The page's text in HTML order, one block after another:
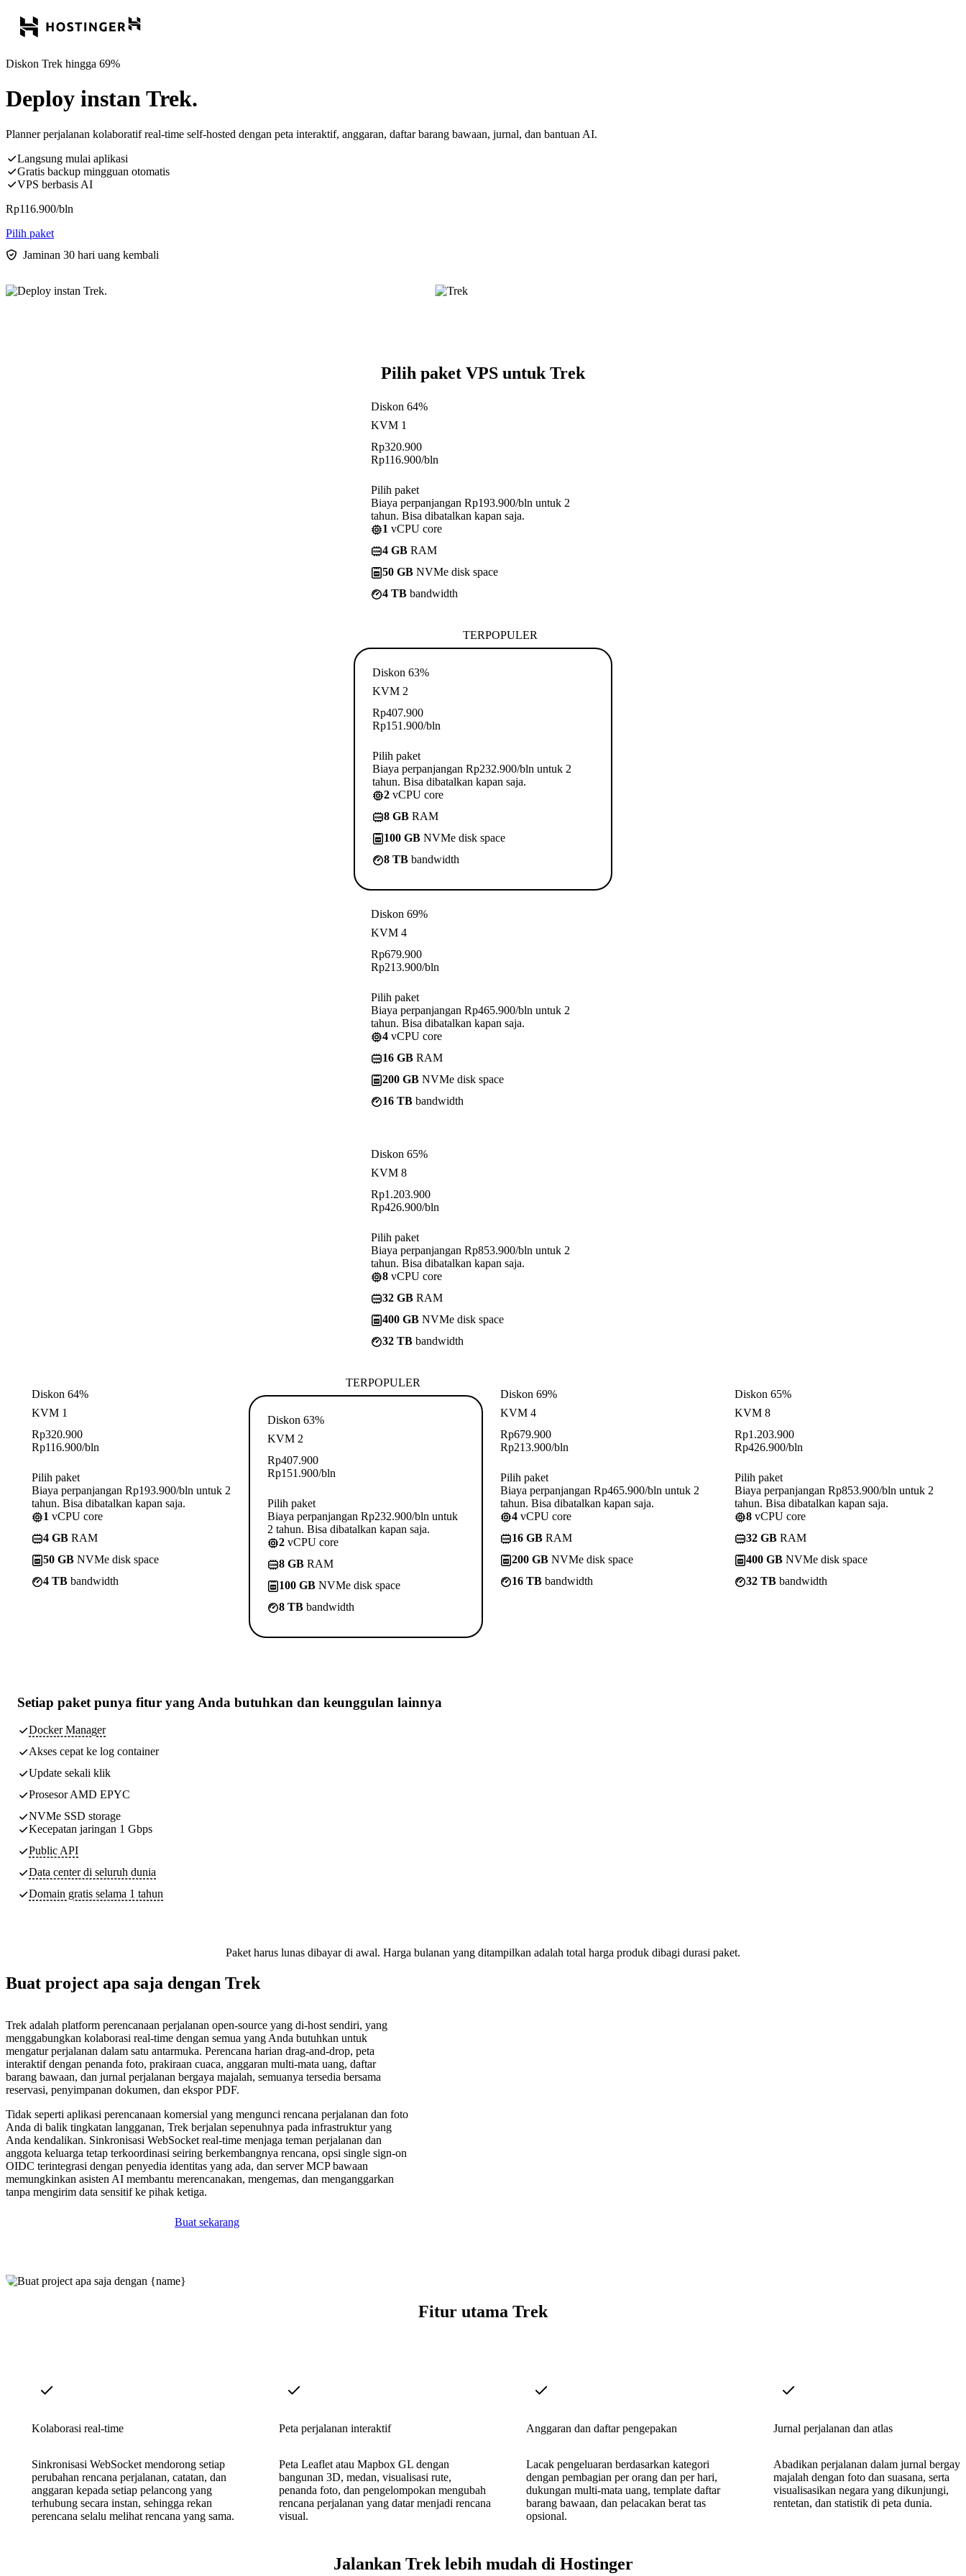
Diskon Trek hingga 69%
Deploy instan Trek.
Planner perjalanan kolaboratif real-time self-hosted dengan peta interaktif, anggaran, daftar barang bawaan, jurnal, dan bantuan AI.
Langsung mulai aplikasi
Gratis backup mingguan otomatis
VPS berbasis AI
Rp116.900/bln
Pilih paket
Jaminan 30 hari uang kembali
Pilih paket VPS untuk Trek
Diskon 64%
KVM 1
Rp320.900
Rp116.900/bln
Pilih paket
Biaya perpanjangan Rp193.900/bln untuk 2
tahun. Bisa dibatalkan kapan saja.
1 vCPU core
4 GB RAM
50 GB NVMe disk space
4 TB bandwidth
TERPOPULER
Diskon 63%
KVM 2
Rp407.900
Rp151.900/bln
Pilih paket
Biaya perpanjangan Rp232.900/bln untuk 2
tahun. Bisa dibatalkan kapan saja.
2 vCPU core
8 GB RAM
100 GB NVMe disk space
8 TB bandwidth
Diskon 69%
KVM 4
Rp679.900
Rp213.900/bln
Pilih paket
Biaya perpanjangan Rp465.900/bln untuk 2
tahun. Bisa dibatalkan kapan saja.
4 vCPU core
16 GB RAM
200 GB NVMe disk space
16 TB bandwidth
Diskon 65%
KVM 8
Rp1.203.900
Rp426.900/bln
Pilih paket
Biaya perpanjangan Rp853.900/bln untuk 2
tahun. Bisa dibatalkan kapan saja.
8 vCPU core
32 GB RAM
400 GB NVMe disk space
32 TB bandwidth
Diskon 64%
KVM 1
Rp320.900
Rp116.900/bln
Pilih paket
Biaya perpanjangan Rp193.900/bln untuk 2
tahun. Bisa dibatalkan kapan saja.
1 vCPU core
4 GB RAM
50 GB NVMe disk space
4 TB bandwidth
TERPOPULER
Diskon 63%
KVM 2
Rp407.900
Rp151.900/bln
Pilih paket
Biaya perpanjangan Rp232.900/bln untuk
2 tahun. Bisa dibatalkan kapan saja.
2 vCPU core
8 GB RAM
100 GB NVMe disk space
8 TB bandwidth
Diskon 69%
KVM 4
Rp679.900
Rp213.900/bln
Pilih paket
Biaya perpanjangan Rp465.900/bln untuk 2
tahun. Bisa dibatalkan kapan saja.
4 vCPU core
16 GB RAM
200 GB NVMe disk space
16 TB bandwidth
Diskon 65%
KVM 8
Rp1.203.900
Rp426.900/bln
Pilih paket
Biaya perpanjangan Rp853.900/bln untuk 2
tahun. Bisa dibatalkan kapan saja.
8 vCPU core
32 GB RAM
400 GB NVMe disk space
32 TB bandwidth
Setiap paket punya fitur yang Anda butuhkan dan keunggulan lainnya
Docker Manager
Akses cepat ke log container
Update sekali klik
Prosesor AMD EPYC
NVMe SSD storage
Kecepatan jaringan 1 Gbps
Public API
Data center di seluruh dunia
Domain gratis selama 1 tahun
Paket harus lunas dibayar di awal. Harga bulanan yang ditampilkan adalah total harga produk dibagi durasi paket.
Buat project apa saja dengan Trek
Trek adalah platform perencanaan perjalanan open-source yang di-host sendiri, yang
menggabungkan kolaborasi real-time dengan semua yang Anda butuhkan untuk
mengatur perjalanan dalam satu antarmuka. Perencana harian drag-and-drop, peta
interaktif dengan penanda foto, prakiraan cuaca, anggaran multi-mata uang, daftar
barang bawaan, dan jurnal perjalanan bergaya majalah, semuanya tersedia bersama
reservasi, penyimpanan dokumen, dan ekspor PDF.
Tidak seperti aplikasi perencanaan komersial yang mengunci rencana perjalanan dan foto
Anda di balik tingkatan langganan, Trek berjalan sepenuhnya pada infrastruktur yang
Anda kendalikan. Sinkronisasi WebSocket real-time menjaga teman perjalanan dan
anggota keluarga tetap terkoordinasi seiring berkembangnya rencana, opsi single sign-on
OIDC terintegrasi dengan penyedia identitas yang ada, dan server MCP bawaan
memungkinkan asisten AI membantu merencanakan, mengemas, dan menganggarkan
tanpa mengirim data sensitif ke pihak ketiga.
Buat sekarang
Fitur utama Trek
Kolaborasi real-time
Sinkronisasi WebSocket mendorong setiap
perubahan rencana perjalanan, catatan, dan
anggaran kepada setiap pelancong yang
terhubung secara instan, sehingga rekan
perencana selalu melihat rencana yang sama.
Peta perjalanan interaktif
Peta Leaflet atau Mapbox GL dengan
bangunan 3D, medan, visualisasi rute,
penanda foto, dan pengelompokan mengubah
rencana perjalanan yang datar menjadi rencana
visual.
Anggaran dan daftar pengepakan
Lacak pengeluaran berdasarkan kategori
dengan pembagian per orang dan per hari,
dukungan multi-mata uang, template daftar
barang bawaan, dan pelacakan berat tas
opsional.
Jurnal perjalanan dan atlas
Abadikan perjalanan dalam jurnal bergaya
majalah dengan foto dan suasana, serta
visualisasikan negara yang dikunjungi,
rentetan, dan statistik di peta dunia.
Jalankan Trek lebih mudah di Hostinger